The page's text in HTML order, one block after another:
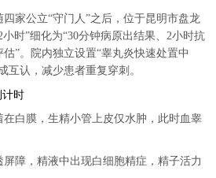
家公立“守门人”之后，位于昆明市盘龙
小时”细化为“30分钟病原出结果、2小时抗
”。院内独立设置“睾丸炎快速处置中
互认，减少患者重复穿刺。
计时
白膜，生精小管上皮仅水肿，此时血睾
障，精液中出现白细胞精症，精子活力